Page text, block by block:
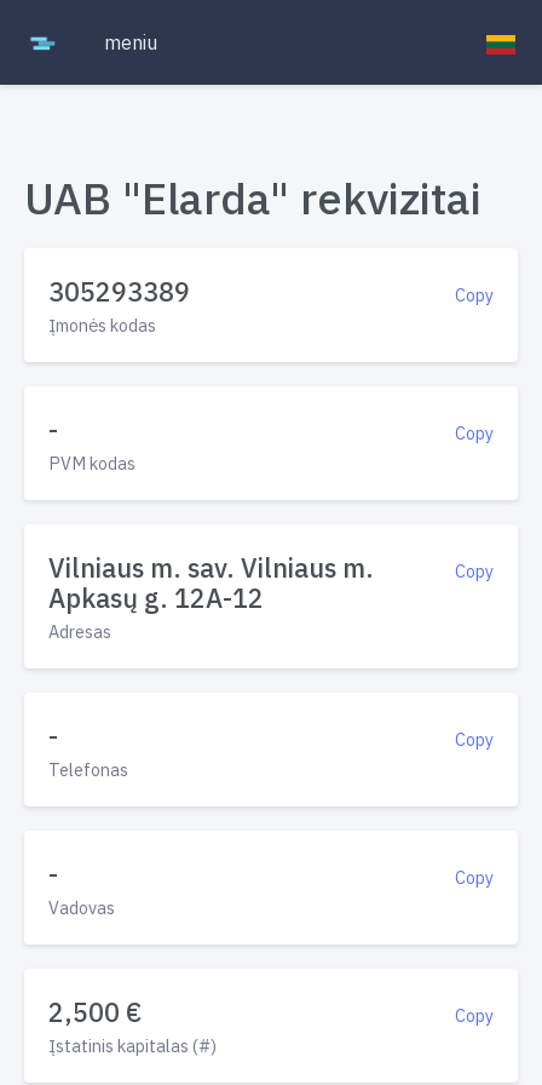
meniu
UAB "Elarda" rekvizitai
Copy
305293389
Įmonės kodas
Copy
-
PVM kodas
Copy
Vilniaus m. sav. Vilniaus m.
Apkasų g. 12A-12
Adresas
Copy
-
Telefonas
Copy
-
Vadovas
Copy
2,500 €
Įstatinis kapitalas (#)